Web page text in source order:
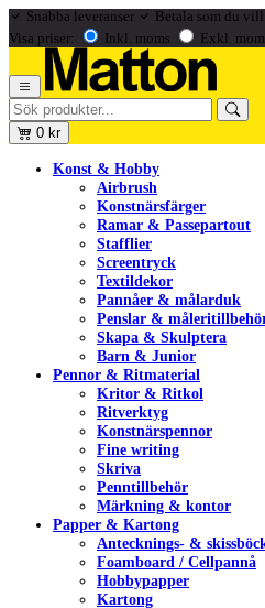
Snabba leveranser
Betala som du vill
Visa priser:
Inkl. moms Exkl.
0 kr
Konst & Hobby
Airbrush
Konstnärsfärger
Ramar & Passepartout
Stafflier
Screentryck
Textildekor
Pannåer & målarduk
Penslar &
Skapa & Skulptera
Barn & Junior
Pennor & Ritmaterial
Kritor & Ritkol
Ritverktyg
Konstnärspennor
Fine writing
Skriva
Penntillbehör
Märkning & kontor
Papper & Kartong
Antecknings- &
Foamboard / Cellpannå
Hobbypapper
Kartong